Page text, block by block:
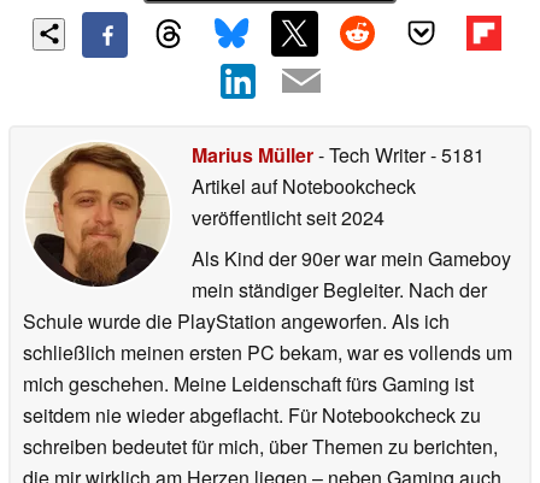
Marius Müller- Tech Writer- 5181
Artikel auf Notebookcheck
veröffentlichtseit 2024
Als Kind der 90er war mein Gameboy
mein ständiger Begleiter. Nach der
Schule wurde die PlayStation angeworfen. Als ich
schließlich meinen ersten PC bekam, war es vollends um
mich geschehen. Meine Leidenschaft fürs Gaming ist
seitdem nie wieder abgeflacht. Für Notebookcheck zu
schreiben bedeutet für mich, über Themen zu berichten,
die mir wirklich am Herzen liegen – neben Gaming auch